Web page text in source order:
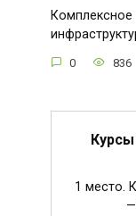
Комплексное
0 836
Курсы
1 место.